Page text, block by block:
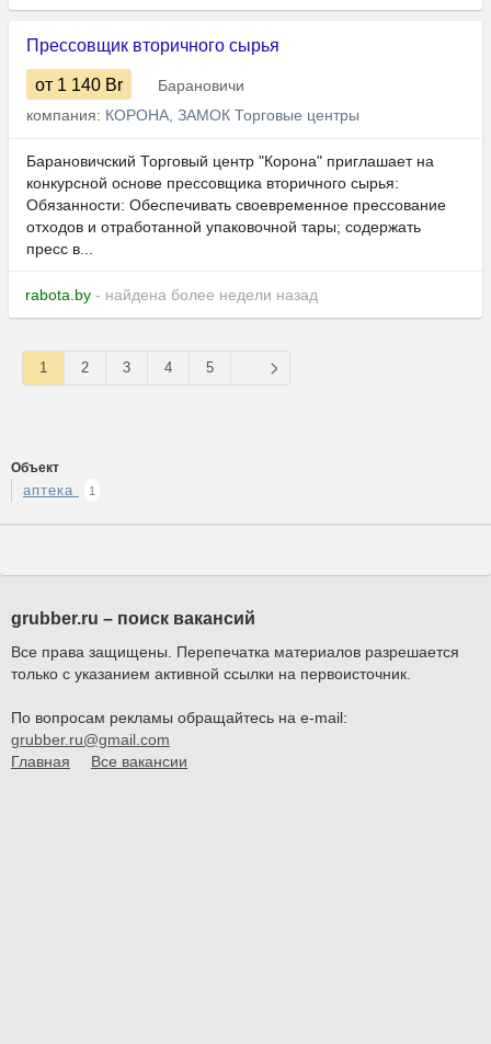
Прессовщик вторичного сырья
от 1 140 Br
Барановичи
компания: КОРОНА, ЗАМОК Торговые центры
Барановичский Торговый центр "Корона" приглашает на
конкурсной основе прессовщика вторичного сырья:
Обязанности: Обеспечивать своевременное прессование
отходов и отработанной упаковочной тары; содержать
пресс в...
rabota.by - найдена более недели назад
1 2 3 4 5
Объект
аптека 1
grubber.ru – поиск вакансий
Все права защищены. Перепечатка материалов разрешается
только с указанием активной ссылки на первоисточник.
По вопросам рекламы обращайтесь на e-mail:
grubber.ru@gmail.com
Главная
Все вакансии